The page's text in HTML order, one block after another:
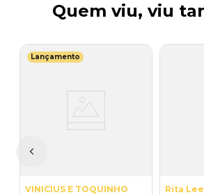
Quem viu, viu
Lançamento
VINICIUS E TOQUINHO
Rita Lee